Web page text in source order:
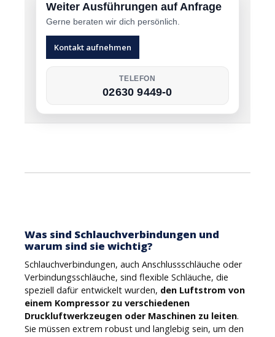
Weiter Ausführungen auf Anfrage
Gerne beraten wir dich persönlich.
Kontakt aufnehmen
TELEFON
02630 9449-0
Was sind Schlauchverbindungen und
warum sind sie wichtig?
Schlauchverbindungen, auch Anschlussschläuche oder
Verbindungsschläuche, sind flexible Schläuche, die
speziell dafür entwickelt wurden, den Luftstrom von
einem Kompressor zu verschiedenen
Druckluftwerkzeugen oder Maschinen zu leiten.
Sie müssen extrem robust und langlebig sein, um den